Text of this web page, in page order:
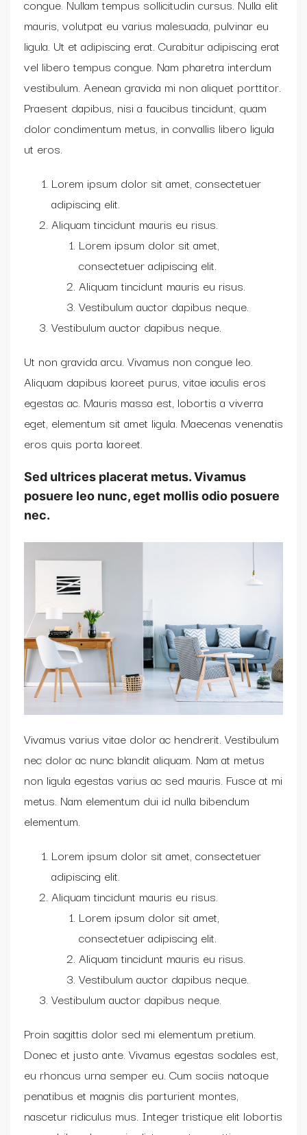
congue. Nullam tempus sollicitudin cursus. Nulla elit
mauris, volutpat eu varius malesuada, pulvinar eu
ligula. Ut et adipiscing erat. Curabitur adipiscing erat
vel libero tempus congue. Nam pharetra interdum
vestibulum. Aenean gravida mi non aliquet porttitor.
Praesent dapibus, nisi a faucibus tincidunt, quam
dolor condimentum metus, in convallis libero ligula
ut eros.
Lorem ipsum dolor sit amet, consectetuer
adipiscing elit.
Aliquam tincidunt mauris eu risus.
Lorem ipsum dolor sit amet,
consectetuer adipiscing elit.
Aliquam tincidunt mauris eu risus.
Vestibulum auctor dapibus neque.
Vestibulum auctor dapibus neque.
Ut non gravida arcu. Vivamus non congue leo.
Aliquam dapibus laoreet purus, vitae iaculis eros
egestas ac. Mauris massa est, lobortis a viverra
eget, elementum sit amet ligula. Maecenas venenatis
eros quis porta laoreet.
Sed ultrices placerat metus. Vivamus
posuere leo nunc, eget mollis odio posuere
nec.
Vivamus varius vitae dolor ac hendrerit. Vestibulum
nec dolor ac nunc blandit aliquam. Nam at metus
non ligula egestas varius ac sed mauris. Fusce at mi
metus. Nam elementum dui id nulla bibendum
elementum.
Lorem ipsum dolor sit amet, consectetuer
adipiscing elit.
Aliquam tincidunt mauris eu risus.
Lorem ipsum dolor sit amet,
consectetuer adipiscing elit.
Aliquam tincidunt mauris eu risus.
Vestibulum auctor dapibus neque.
Vestibulum auctor dapibus neque.
Proin sagittis dolor sed mi elementum pretium.
Donec et justo ante. Vivamus egestas sodales est,
eu rhoncus urna semper eu. Cum sociis natoque
penatibus et magnis dis parturient montes,
nascetur ridiculus mus. Integer tristique elit lobortis